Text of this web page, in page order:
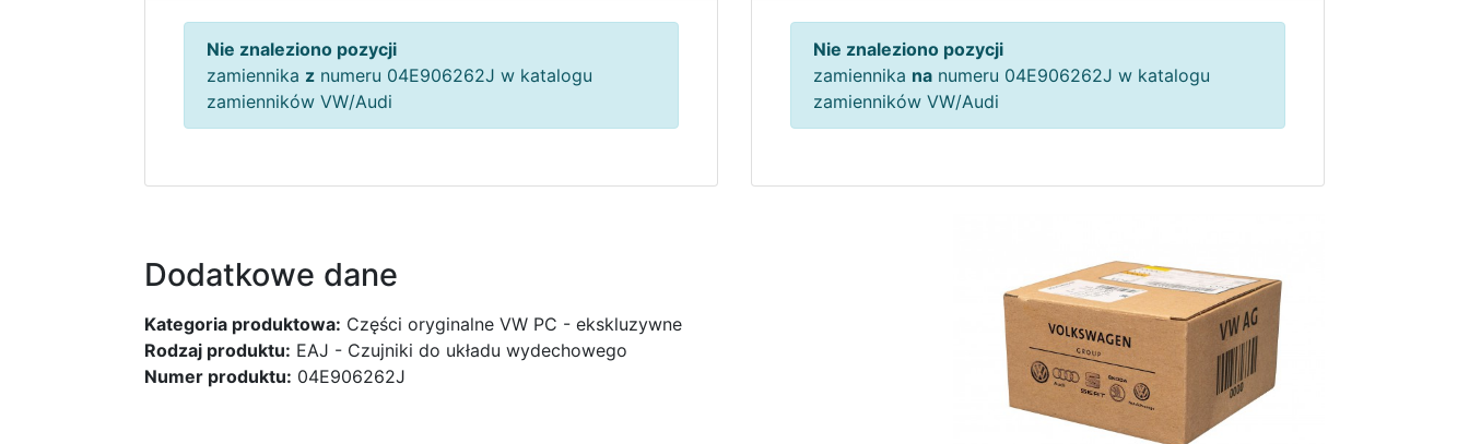
Nie znaleziono pozycji
zamiennika z numeru 04E906262J w katalogu
zamienników VW/Audi
Nie znaleziono pozycji
zamiennika na numeru 04E906262J w katalogu
zamienników VW/Audi
Dodatkowe dane
Kategoria produktowa: Części oryginalne VW PC - ekskluzywne
Rodzaj produktu: EAJ - Czujniki do układu wydechowego
Numer produktu: 04E906262J